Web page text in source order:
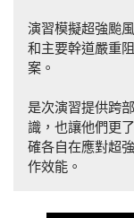
演習模擬超強颱
和主要幹道嚴重
案。
是次演習提供跨
識，也讓他們更
確各自在應對超
作效能。